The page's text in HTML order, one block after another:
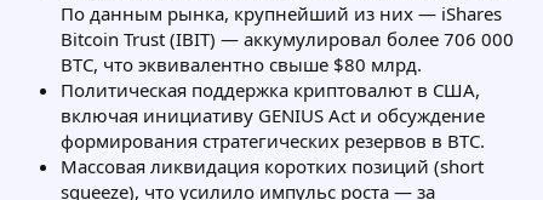
По данным рынка, крупнейший из них — iShares
Bitcoin Trust (IBIT) — аккумулировал более 706 000
BTC, что эквивалентно свыше $80 млрд.
Политическая поддержка криптовалют в США,
включая инициативу GENIUS Act и обсуждение
формирования стратегических резервов в BTC.
Массовая ликвидация коротких позиций (short
squeeze), что усилило импульс роста — за